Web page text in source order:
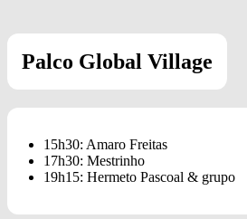
Palco Global Village
15h30: Amaro Freitas
17h30: Mestrinho
19h15: Hermeto Pascoal & grupo